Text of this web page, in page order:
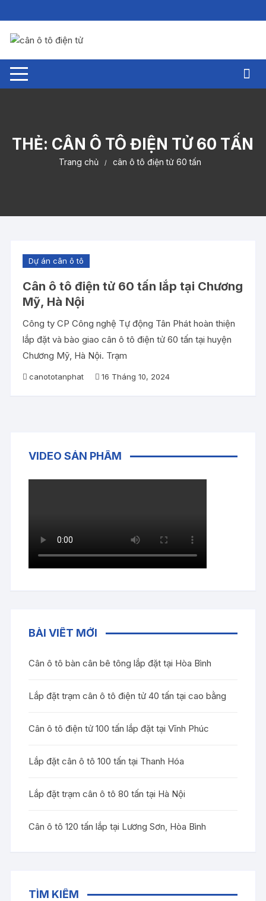
tới
nội
THẺ: CÂN Ô TÔ ĐIỆN TỬ 60 TẤN
Trang chủ cân ô tô điện tử 60 tấn
Dự án cân ô tô
Cân ô tô điện tử 60 tấn lắp tại Chương
Mỹ, Hà Nội
Công ty CP Công nghệ Tự động Tân Phát hoàn thiện
lắp đặt và bào giao cân ô tô điện tử 60 tấn tại huyện
Chương Mỹ, Hà Nội. Trạm
canototanphat 16 Tháng 10, 2024
VIDEO SẢN PHẨM
BÀI VIẾT MỚI
Cân ô tô bàn cân bê tông lắp đặt tại Hòa Bình
Lắp đặt trạm cân ô tô điện tử 40 tấn tại cao bằng
Cân ô tô điện tử 100 tấn lắp đặt tại Vĩnh Phúc
Lắp đặt cân ô tô 100 tấn tại Thanh Hóa
Lắp đặt trạm cân ô tô 80 tấn tại Hà Nội
Cân ô tô 120 tấn lắp tại Lương Sơn, Hòa Bình
TÌM KIẾM